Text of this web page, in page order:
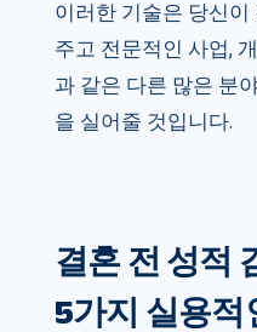
이러한 기술은 당신이
주고 전문적인 사업,
과 같은 다른 많은 분
을 실어줄 것입니다.
결혼 전 성적
5가지 실용적